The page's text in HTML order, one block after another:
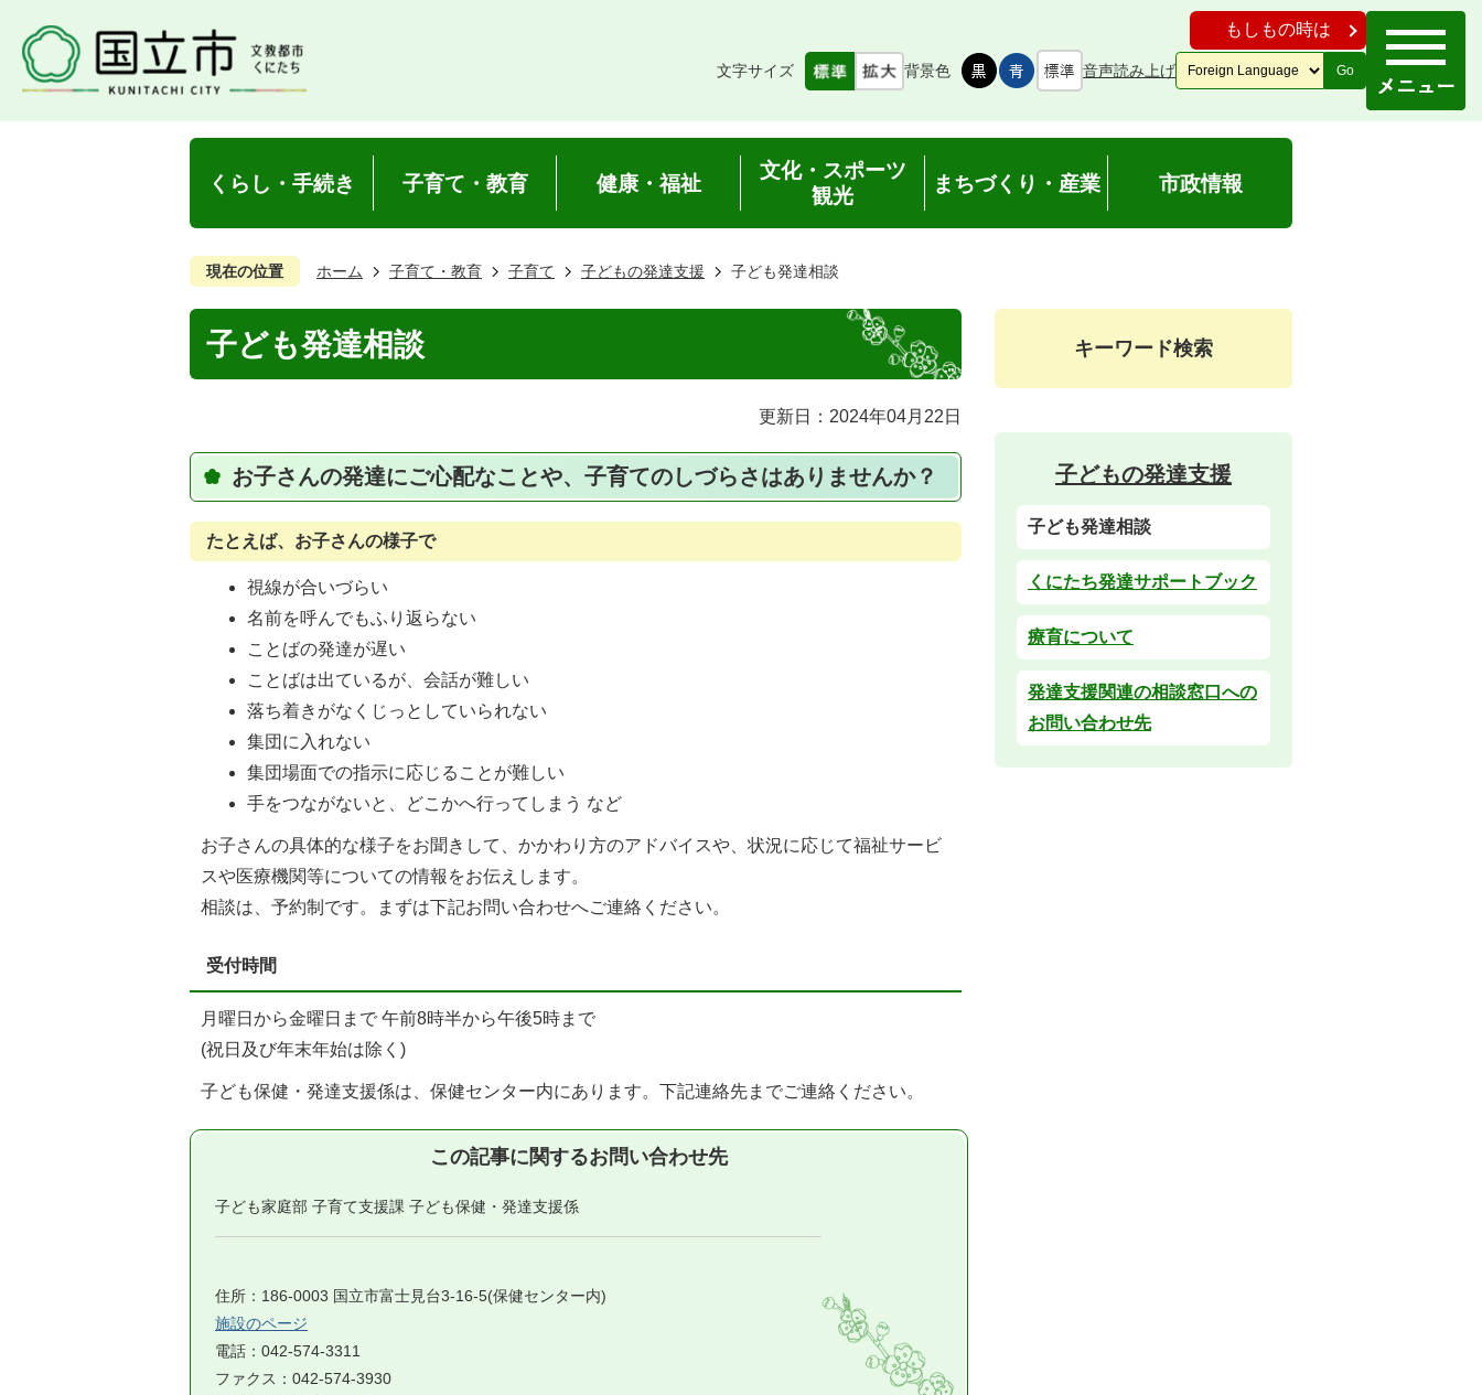
もしもの時は
文字サイズ 背景色 音声読み上げ Go
くらし・手続き 子育て・教育 健康・福祉
文化・スポーツ
観光
まちづくり・産業 市政情報
現在の位置 ホーム 子育て・教育 子育て 子どもの発達支援 子ども発達相談
子ども発達相談
更新日：2024年04月22日
お子さんの発達にご心配なことや、子育てのしづらさはありませんか？
たとえば、お子さんの様子で
視線が合いづらい
名前を呼んでもふり返らない
ことばの発達が遅い
ことばは出ているが、会話が難しい
落ち着きがなくじっとしていられない
集団に入れない
集団場面での指示に応じることが難しい
手をつながないと、どこかへ行ってしまう など
お子さんの具体的な様子をお聞きして、かかわり方のアドバイスや、状況に応じて福祉サービ
スや医療機関等についての情報をお伝えします。
相談は、予約制です。まずは下記お問い合わせへご連絡ください。
受付時間
月曜日から金曜日まで 午前8時半から午後5時まで
(祝日及び年末年始は除く)
子ども保健・発達支援係は、保健センター内にあります。下記連絡先までご連絡ください。
この記事に関するお問い合わせ先
子ども家庭部 子育て支援課 子ども保健・発達支援係
住所：186-0003 国立市富士見台3-16-5(保健センター内)
施設のページ
電話：042-574-3311
ファクス：042-574-3930
キーワード検索
子どもの発達支援
子ども発達相談
くにたち発達サポートブック
療育について
発達支援関連の相談窓口への
お問い合わせ先